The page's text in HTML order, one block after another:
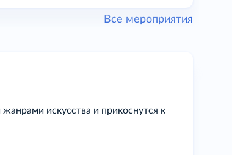
Все мероприятия
искусства и прикоснутся к